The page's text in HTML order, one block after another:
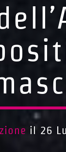
il 26